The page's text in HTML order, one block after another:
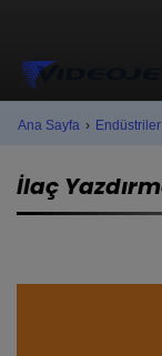
Ana Sayfa › Endüstriler
İlaç